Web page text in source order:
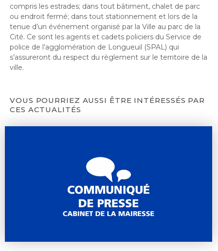
compris les estrades; dans tout bâtiment, chalet de parc
ou endroit fermé; dans tout stationnement et lors de la
tenue d’un événement organisé par la Ville au parc de la
Cité. Ce sont les agents et cadets policiers du Service de
police de l’agglomération de Longueuil (SPAL) qui
s’assureront du respect du règlement sur le territoire de la
ville.
VOUS POURRIEZ AUSSI ÊTRE INTÉRESSÉS PAR
CES ACTUALITÉS